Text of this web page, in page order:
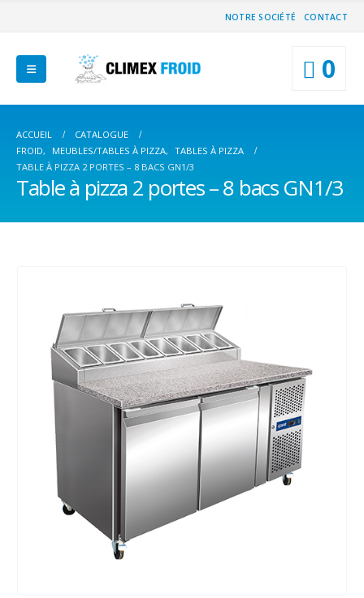
NOTRE SOCIÉTÉ CONTACT
0
ACCUEIL
CATALOGUE
FROID, MEUBLES/TABLES À PIZZA, TABLES À PIZZA
TABLE À PIZZA 2 PORTES – 8 BACS GN1/3
Table à pizza 2 portes – 8 bacs GN1/3